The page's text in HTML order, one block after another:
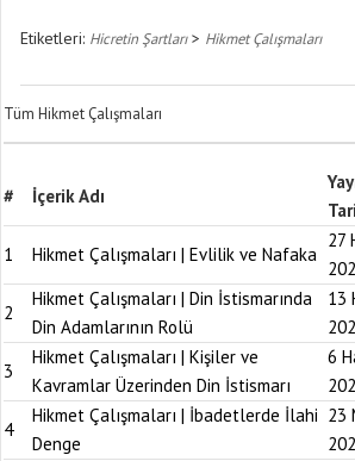
Etiketleri: Hicretin Şartları> Hikmet Çalışmaları
Tüm Hikmet Çalışmaları
# İçerik Adı
1 Hikmet Çalışmaları | Evlilik ve Nafaka
27
2
Hikmet Çalışmaları | Din İstismarında
Din Adamlarının Rolü
13
3
Hikmet Çalışmaları | Kişiler ve
Kavramlar Üzerinden Din İstismarı
6
4
Hikmet Çalışmaları | İbadetlerde İlahi
Denge
23